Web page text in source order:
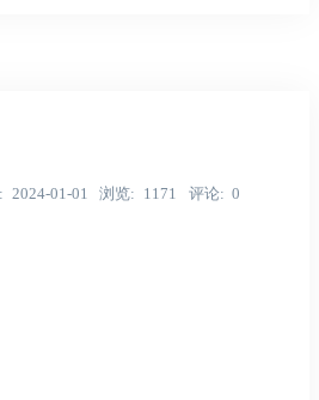
2024-01-01 浏览 1171 评论 0